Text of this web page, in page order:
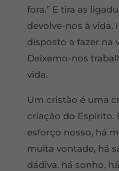
fora.” E tira as
devolve-nos à vida.
disposto a fazer na
Deixemo-nos
vida.
Um cristão é uma
criação do Espírito.
esforço nosso, há
muita vontade, há
dádiva, há sonho,